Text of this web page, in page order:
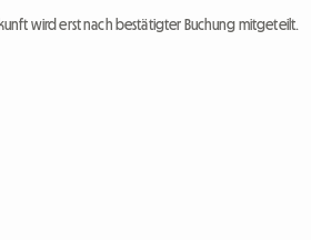
wird erst nach bestätigter Buchung mitgeteilt.